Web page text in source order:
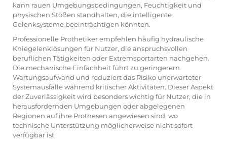
kann rauen Umgebungsbedingungen, Feuchtigkeit und
physischen Stößen standhalten, die intelligente
Gelenksysteme beeinträchtigen könnten.
Professionelle Prothetiker empfehlen häufig hydraulische
Kniegelenklösungen für Nutzer, die anspruchsvollen
beruflichen Tätigkeiten oder Extremsportarten nachgehen.
Die mechanische Einfachheit führt zu geringerem
Wartungsaufwand und reduziert das Risiko unerwarteter
Systemausfälle während kritischer Aktivitäten. Dieser Aspekt
der Zuverlässigkeit wird besonders wichtig für Nutzer, die in
herausfordernden Umgebungen oder abgelegenen
Regionen auf ihre Prothesen angewiesen sind, wo
technische Unterstützung möglicherweise nicht sofort
verfügbar ist.